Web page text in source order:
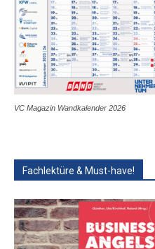
VC Magazin Wandkalender 2026
Fachlektüre & Must-have!